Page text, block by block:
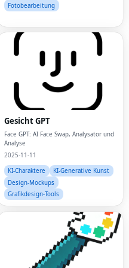
Fotobearbeitung
Gesicht GPT
Face GPT: AI Face Swap, Analysator und
Analyse
2025-11-11
KI-Charaktere
KI-Generative Kunst
Design-Mockups
Grafikdesign-Tools